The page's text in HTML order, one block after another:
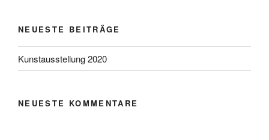
NEUESTE BEITRÄGE
Kunstausstellung 2020
NEUESTE KOMMENTARE